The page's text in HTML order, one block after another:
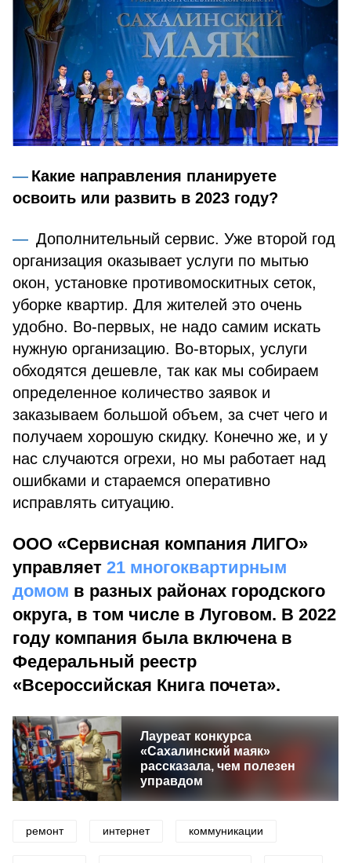
Какие направления планируете
освоить или развить в 2023 году?
Дополнительный сервис. Уже второй год
организация оказывает услуги по мытью
окон, установке противомоскитных сеток,
уборке квартир. Для жителей это очень
удобно. Во-первых, не надо самим искать
нужную организацию. Во-вторых, услуги
обходятся дешевле, так как мы собираем
определенное количество заявок и
заказываем большой объем, за счет чего и
получаем хорошую скидку. Конечно же, и у
нас случаются огрехи, но мы работает над
ошибками и стараемся оперативно
исправлять ситуацию.
ООО «Сервисная компания ЛИГО»
управляет 21 многоквартирным
домом в разных районах городского
округа, в том числе в Луговом. В 2022
году компания была включена в
Федеральный реестр
«Всероссийская Книга почета».
Лауреат конкурса
«Сахалинский маяк»
рассказала, чем полезен
управдом
ремонт интернет коммуникации